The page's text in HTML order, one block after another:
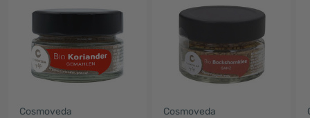
Cosmoveda Cosmoveda